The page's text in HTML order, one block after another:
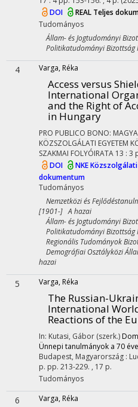
DOI
REAL Teljes
Tudományos
Állam- és Jogtudományi
Politikatudományi Bizottság
4 Varga, Réka
Access versus
International
and the Right of
in Hungary
PRO PUBLICO BONO:
KÖZSZOLGÁLATI EGYETEM
SZAKMAI FOLYÓIRATA 13 : 3
DOI
NKE
dokumentum
Tudományos
Nemzetközi és
[1901-] A hazai
Állam- és Jogtudományi
Politikatudományi Bizottság
Regionális Tudományok
Demográfiai Osztályközi
hazai
5 Varga, Réka
The Russian-
International
Reactions of the
In: Kutasi, Gábor (szerk.)
Ünnepi tanulmányok a 70
Budapest, Magyarország :
p. pp. 213-229. , 17 p.
Tudományos
6 Varga, Réka